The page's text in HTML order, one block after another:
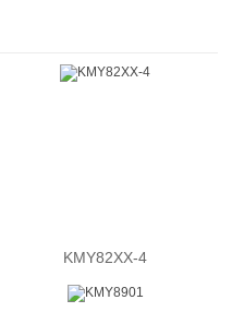
KMY82XX-4